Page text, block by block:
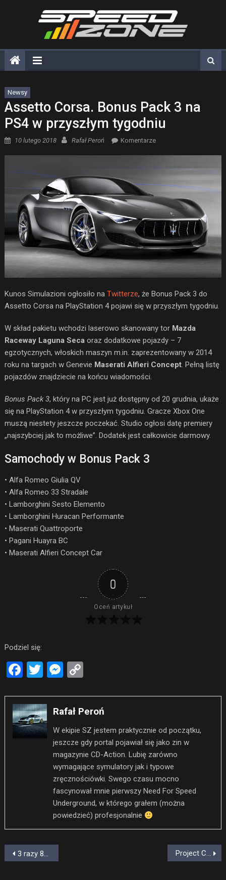
Newsy
Assetto Corsa. Bonus Pack 3 na
PS4 w przyszłym tygodniu
Posted on
10 lutego 2018 Author
Rafał Peroń Komentarze
Kunos Simulazioni ogłosiło na Twitterze, że Bonus Pack 3 do
Assetto Corsa na PlayStation 4 pojawi się w przyszłym tygodniu.
W skład pakietu wchodzi laserowo skanowany tor Mazda
Raceway Laguna Secaoraz dodatkowe pojazdy – 7
egzotycznych, włoskich maszyn m.in. zaprezentowany w 2014
roku na targach w Genevie Maserati Alfieri Concept. Pełną listę
pojazdów znajdziecie na końcu wiadomości.
Bonus Pack 3, który na PC jest już dostępny od 20 grudnia, ukaże
się na PlayStation 4 w przyszłym tygodniu. Gracze Xbox One
muszą niestety jeszcze poczekać. Studio ogłosi datę premiery
„najszybciej jak to możliwe”. Dodatek jest całkowicie darmowy.
Samochody w Bonus Pack 3
• Alfa Romeo Giulia QV
• Alfa Romeo 33 Stradale
• Lamborghini Sesto Elemento
• Lamborghini Huracan Performante
• Maserati Quattroporte
• Pagani Huayra BC
• Maserati Alfieri Concept Car
0
Oceń artykuł
Podziel się:
Facebook
TwitterMessenger
Rafał Peroń
W ekipie SZ jestem praktycznie od początku,
jeszcze gdy portal pojawiał się jako zin w
magazynie CD-Action. Lubię zarówno
wymagające symulatory jak i typowe
zręcznościówki. Swego czasu mocno
fascynował mnie pierwszy Need For Speed
Underground, w którego grałem (można
powiedzieć) profesjonalnie
Nawigacja
3 razy 800, czyli nowy McLaren Senna Project CARS 2. Dodatek Porsche Legends Pack ogłoszony